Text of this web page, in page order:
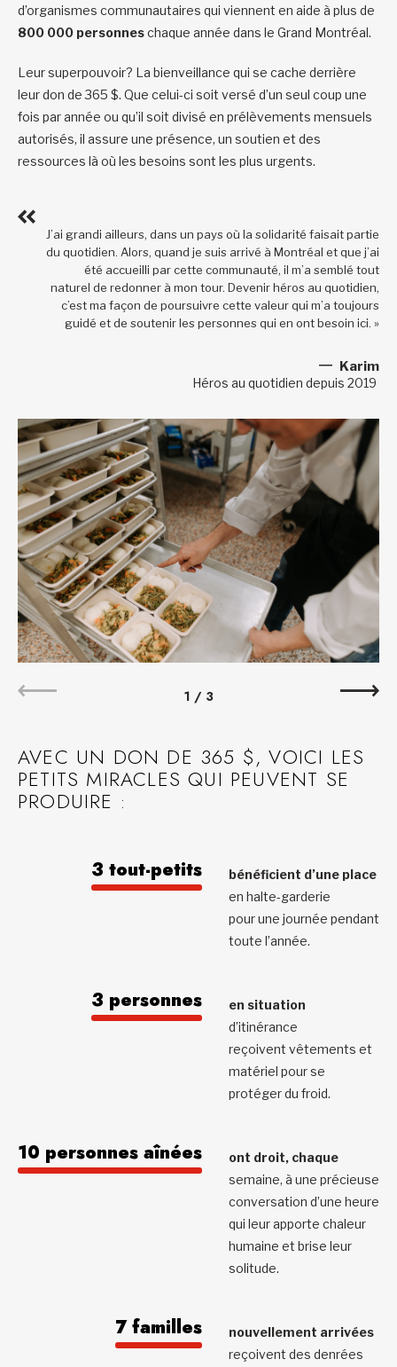
d’organismes communautaires qui viennent en aide à plus de
800 000 personneschaque année dans le Grand Montréal.
Leur superpouvoir? La bienveillance qui se cache derrière
leur don de 365 $. Que celui-ci soit versé d’un seul coup une
fois par année ou qu’il soit divisé en prélèvements mensuels
autorisés, il assure une présence, un soutien et des
ressources là où les besoins sont les plus urgents.
J’ai grandi ailleurs, dans un pays où la solidarité faisait partie
du quotidien. Alors, quand je suis arrivé à Montréal et que j’ai
été accueilli par cette communauté, il m’a semblé tout
naturel de redonner à mon tour. Devenir héros au quotidien,
c’est ma façon de poursuivre cette valeur qui m’a toujours
guidé et de soutenir les personnes qui en ont besoin ici. »
Karim
Héros au quotidien depuis 2019
1 / 3
AVEC UN DON DE 365 $, VOICI LES
PETITS MIRACLES QUI PEUVENT SE
PRODUIRE :
3 tout-petits
bénéficient d’une place
en halte-garderie
pour une journée pendant
toute l’année.
3 personnes
en situation
d’itinérance
reçoivent vêtements et
matériel pour se
protéger du froid.
10 personnes aînées
ont droit, chaque
semaine, à une précieuse
conversation d’une heure
qui leur apporte chaleur
humaine et brise leur
solitude.
7 familles
nouvellement arrivées
reçoivent des denrées